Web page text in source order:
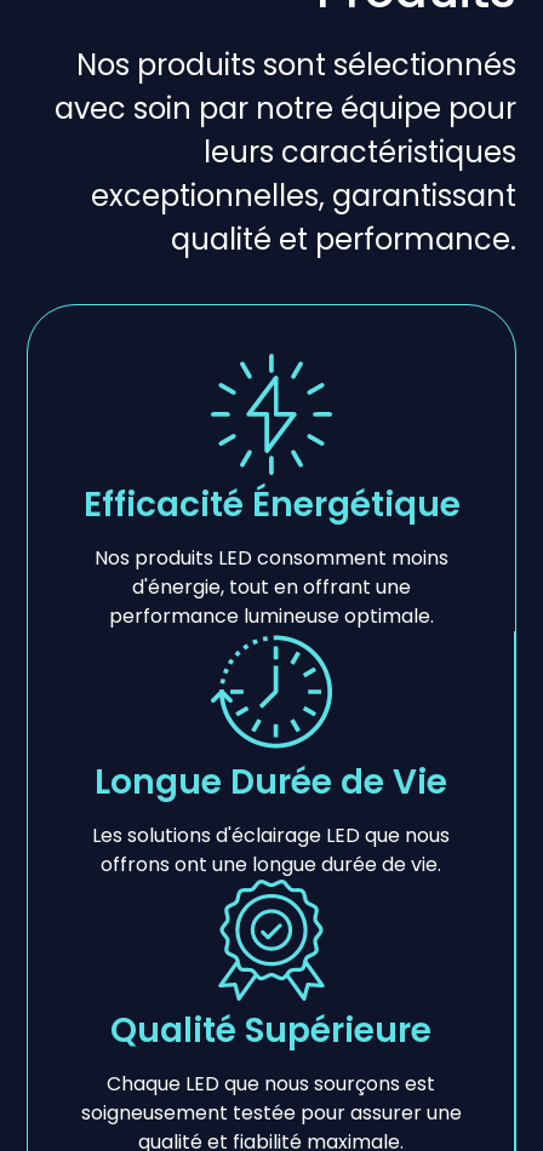
Nos produits sont sélectionnés
avec soin par notre équipe pour
leurs caractéristiques
exceptionnelles, garantissant
qualité et performance.
Efficacité Énergétique
Nos produits LED consomment moins
d'énergie, tout en offrant une
performance lumineuse optimale.
Longue Durée de Vie
Les solutions d'éclairage LED que nous
offrons ont une longue durée de vie.
Qualité Supérieure
Chaque LED que nous sourçons est
soigneusement testée pour assurer une
qualité et fiabilité maximale.